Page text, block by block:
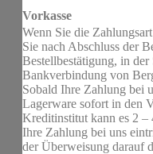
Vorkasse
Wenn Sie die
Sie nach Abschluss der
Bestellbestätigung, in der
Bankverbindung von
Sobald Ihre Zahlung bei
Lagerware sofort in den
Kreditinstitut kann es 2 –
Ihre Zahlung bei uns
der Überweisung darauf